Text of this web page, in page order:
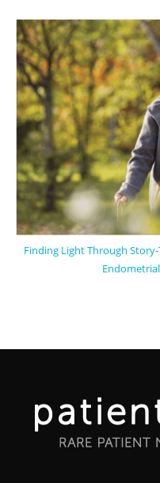
Finding Light Through